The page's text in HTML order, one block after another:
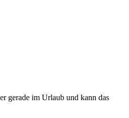
gerade im Urlaub und kann das